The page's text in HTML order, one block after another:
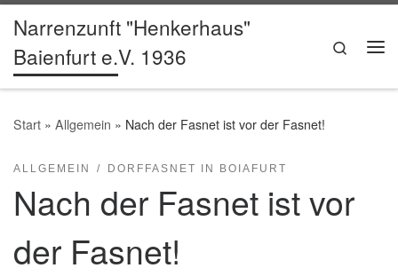
Zum Inhalt springen
Narrenzunft "Henkerhaus"
Baienfurt e.V. 1936
Search
Start » Allgemein » Nach der Fasnet ist vor der Fasnet!
ALLGEMEIN DORFFASNET IN BOIAFURT
Nach der Fasnet ist vor
der Fasnet!